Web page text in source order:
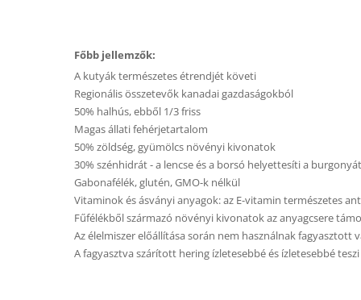
Főbb jellemzők:
A kutyák természetes étrendjét követi
Regionális összetevők kanadai gazdaságokból
50% halhús, ebből 1/3 friss
Magas állati fehérjetartalom
50% zöldség, gyümölcs növényi kivonatok
30% szénhidrát - a lencse és a borsó helyettesíti a
Gabonafélék, glutén, GMO-k nélkül
Vitaminok és ásványi anyagok: az E-vitamin természetes
Fűfélékből származó növényi kivonatok az anyagcsere
Az élelmiszer előállítása során nem használnak fagyasztott
A fagyasztva szárított hering ízletesebbé és ízletesebbé